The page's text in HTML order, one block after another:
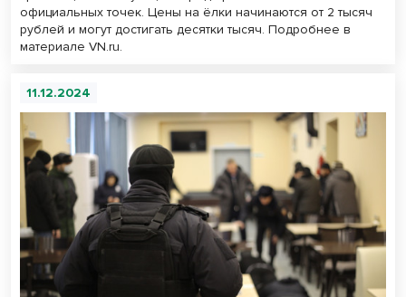
официальных точек. Цены на ёлки начинаются от 2 тысяч
рублей и могут достигать десятки тысяч. Подробнее в
материале VN.ru.
11.12.2024